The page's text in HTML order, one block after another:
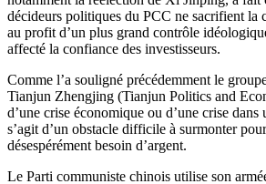
décideurs politiques du PCC ne sacrifient la
au profit d’un plus grand contrôle
affecté la confiance des investisseurs.
Comme l’a souligné précédemment le
Tianjun Zhengjing (Tianjun Politics and
d’une crise économique ou d’une crise
s’agit d’un obstacle difficile à surmonter
désespérément besoin d’argent.
Le Parti communiste chinois utilise son